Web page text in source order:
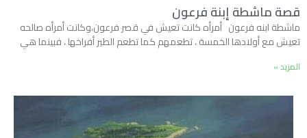
قصة ماشطة إبنة فرعون
ماشطة ابنه فرعون أمرأه كانت تعيش في قصر فرعون،وكانت أمرأه صالحه
تعيش مع أولادها الخمسة ، تطعمهم كما تطعم الطير أفراخها ، فبينما هي
المزيد »